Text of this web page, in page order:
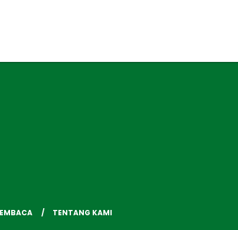
TENTANG KAMI